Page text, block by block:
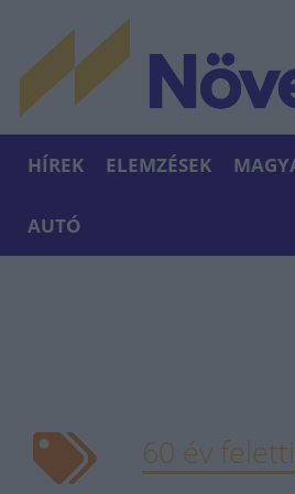
HÍREK ELEMZÉSEK
AUTÓ
60 év feletti